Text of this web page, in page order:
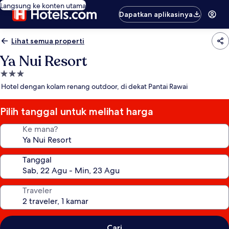
Langsung ke konten utama
Dapatkan aplikasinya
Lihat semua properti
Ya Nui Resort
Properti
bintang
Hotel dengan kolam renang outdoor, di dekat Pantai Rawai
Pilih tanggal untuk melihat harga
Ke mana?
Tanggal
Traveler